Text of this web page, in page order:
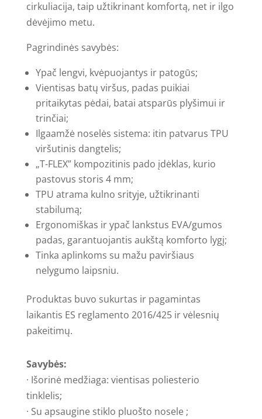
cirkuliacija, taip užtikrinant komfortą, net ir ilgo
dėvėjimo metu.
Pagrindinės savybės:
Ypač lengvi, kvėpuojantys ir patogūs;
Vientisas batų viršus, padas puikiai
pritaikytas pėdai, batai atsparūs plyšimui ir
trinčiai;
Ilgaamžė noselės sistema: itin patvarus TPU
viršutinis dangtelis;
„T-FLEX” kompozitinis pado įdėklas, kurio
pastovus storis 4 mm;
TPU atrama kulno srityje, užtikrinanti
stabilumą;
Ergonomiškas ir ypač lankstus EVA/gumos
padas, garantuojantis aukštą komforto lygį;
Tinka aplinkoms su mažu paviršiaus
nelygumo laipsniu.
Produktas buvo sukurtas ir pagamintas
laikantis ES reglamento 2016/425 ir vėlesnių
pakeitimų.
Savybės:
· Išorinė medžiaga: vientisas poliesterio
tinklelis;
· Su apsaugine stiklo pluošto nosele ;